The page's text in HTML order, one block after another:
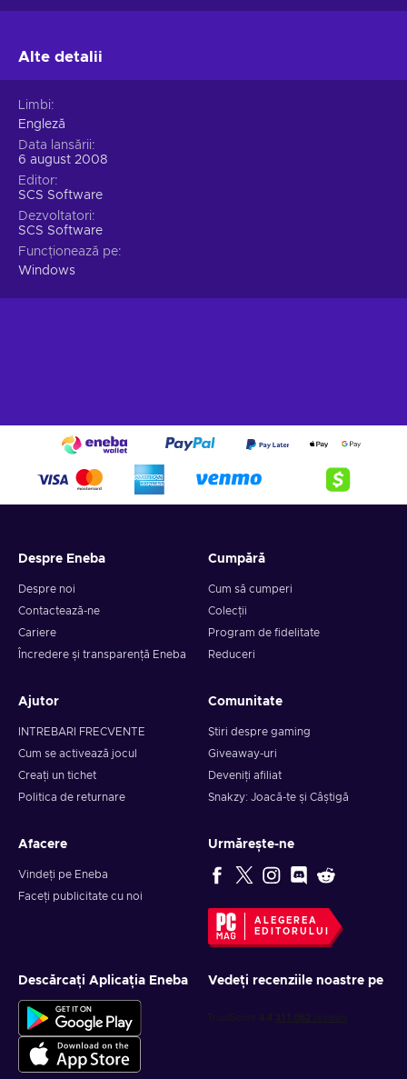
Alte detalii
Limbi
Engleză
Data lansării
6 august 2008
Editor
SCS Software
Dezvoltatori
SCS Software
Funcționează pe
Windows
Despre Eneba
Despre noi
Contactează-ne
Cariere
Încredere și transparență Eneba
Cumpără
Cum să cumperi
Colecții
Program de fidelitate
Reduceri
Ajutor
INTREBARI FRECVENTE
Cum se activează jocul
Creați un tichet
Politica de returnare
Comunitate
Știri despre gaming
Giveaway-uri
Deveniți afiliat
Snakzy: Joacă-te și Câștigă
Afacere
Vindeți pe Eneba
Faceți publicitate cu noi
Urmărește-ne
ALEGEREA
EDITORULUI
Descărcați Aplicația Eneba Vedeți recenziile noastre pe